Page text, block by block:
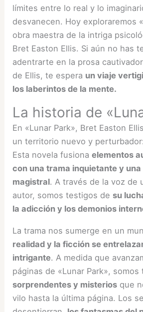
límites entre lo real y lo
desvanecen. Hoy exploraremos
obra maestra de la intriga
Bret Easton Ellis. Si aún no has
adentrarte en la prosa
de Ellis, te espera un viaje
los laberintos de la mente.
La historia de
En «Lunar Park», Bret Easton
un territorio nuevo y
Esta novela fusionaelementos
con una trama inquietante y
magistral. A través de la voz de
autor, somos testigos de su
la adicción y los demonios
La trama nos sumerge en un
realidad y la ficción se
intrigante. A medida que
páginas de «Lunar Park»,
sorprendentes y misterios que
vilo hasta la última página. Los